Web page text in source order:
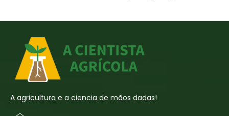
A agricultura e a ciencia de mãos dadas!